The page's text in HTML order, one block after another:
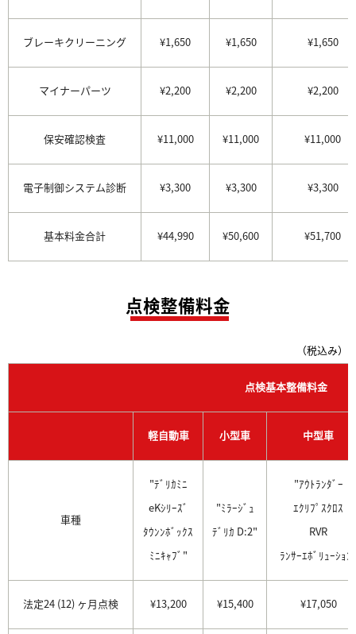
ブレーキクリーニング ¥1,650 ¥1,650 ¥1,650
マイナーパーツ ¥2,200 ¥2,200 ¥2,200
保安確認検査 ¥11,000 ¥11,000 ¥11,000
電子制御システム診断 ¥3,300 ¥3,300 ¥3,300
基本料金合計 ¥44,990 ¥50,600 ¥51,700
点検整備料金
（税込み）
点検基本整備料金
軽自動車 小型車 中型車
車種
"ﾃﾞﾘｶﾐﾆ
eKｼﾘｰｽﾞ
ﾀｳﾝﾝﾎﾞｯｸｽ
ﾐﾆｷｬﾌﾞ"
"ﾐﾗｰｼﾞｭ
ﾃﾞﾘｶ D:2"
"ｱｳﾄﾗﾝﾀﾞｰ
ｴｸﾘﾌﾟｽｸﾛｽ
RVR
ﾗﾝｻｰｴﾎﾞﾘｭｰｼｮﾝ"
法定24 (12) ヶ月点検 ¥13,200 ¥15,400 ¥17,050